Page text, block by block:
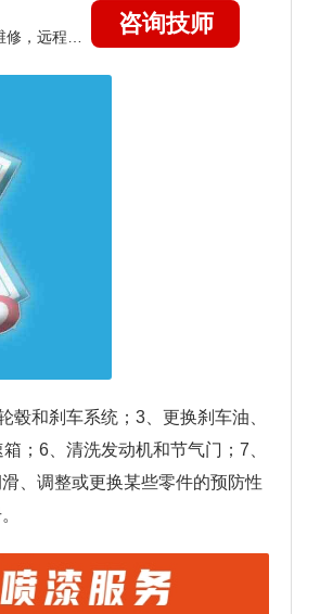
咨询技师
和刹车系统；3、更换刹车油、
；6、清洗发动机和节气门；7、
、调整或更换某些零件的预防性